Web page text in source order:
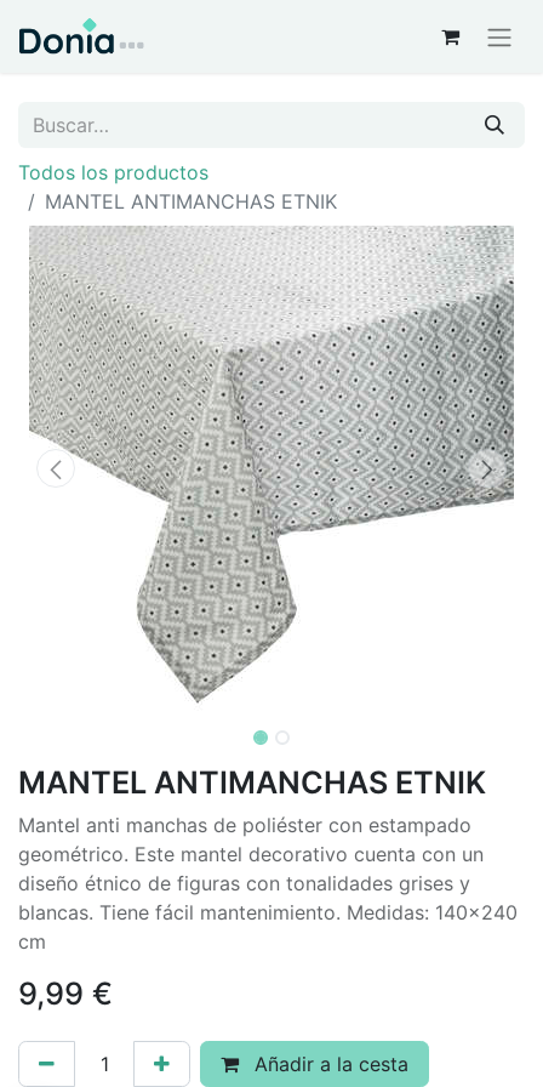
Todos los productos
MANTEL ANTIMANCHAS ETNIK
MANTEL ANTIMANCHAS ETNIK
Mantel anti manchas de poliéster con estampado
geométrico. Este mantel decorativo cuenta con un
diseño étnico de figuras con tonalidades grises y
blancas. Tiene fácil mantenimiento. Medidas: 140x240
cm
9,99 €
Añadir a la cesta